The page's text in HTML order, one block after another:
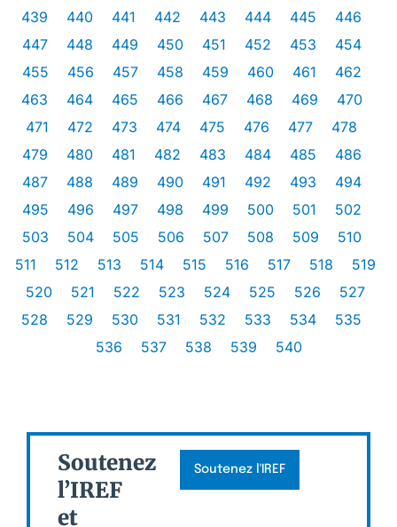
439
440 441 442 443 444 445
446
447
448 449 450 451 452 453
454
455
456 457 458 459 460 461
462
463
464 465 466 467 468 469
470
471
472 473 474 475 476 477
478
479
480 481 482 483 484 485
486
487
488 489 490 491 492 493
494
495
496 497 498 499 500 501
502
503
504 505 506 507 508 509
510
511
512 513 514 515 516 517 518
519
520
521 522 523 524 525 526
527
528
529 530 531 532 533 534
535
536
537 538 539 540
Soutenez
l’IREF
et
Soutenez l'IREF